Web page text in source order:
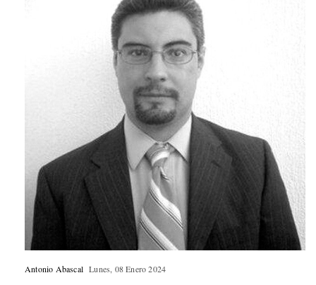
Antonio Abascal Lunes, 08 Enero 2024